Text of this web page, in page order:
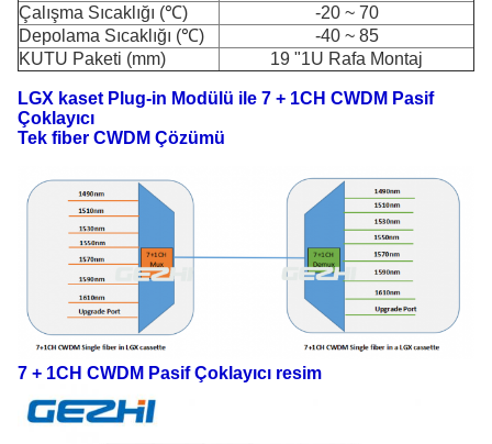
Çalışma Sıcaklığı (℃)
-20 ~ 70
Depolama Sıcaklığı (℃)
-40 ~ 85
KUTU Paketi (mm)
19 "1U Rafa Montaj
LGX kaset Plug-in Modülü ile 7 + 1CH CWDM Pasif
Çoklayıcı
Tek fiber CWDM Çözümü
7 + 1CH CWDM Pasif Çoklayıcı resim